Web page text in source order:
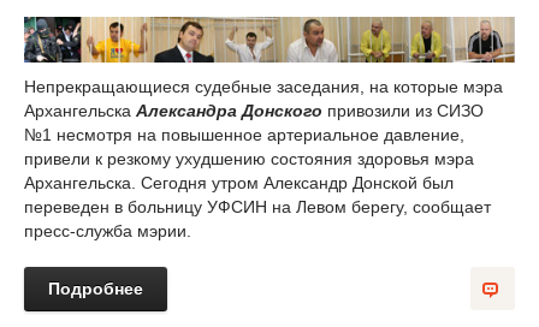
Непрекращающиеся судебные заседания, на которые мэра
Архангельска Александра Донского привозили из СИЗО
№1 несмотря на повышенное артериальное давление,
привели к резкому ухудшению состояния здоровья мэра
Архангельска. Сегодня утром Александр Донской был
переведен в больницу УФСИН на Левом берегу, сообщает
пресс-служба мэрии.
Подробнее